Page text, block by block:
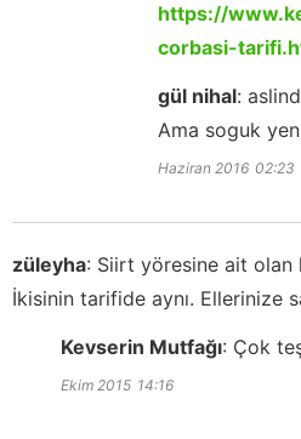
https://
corbasi-
gül nihal:
Ama soguk
Haziran 2016 02:23
züleyha: Siirt yöresine ait olan
İkisinin tarifide aynı. Ellerinize
Kevserin Mutfağı: Çok
Ekim 2015 14:16